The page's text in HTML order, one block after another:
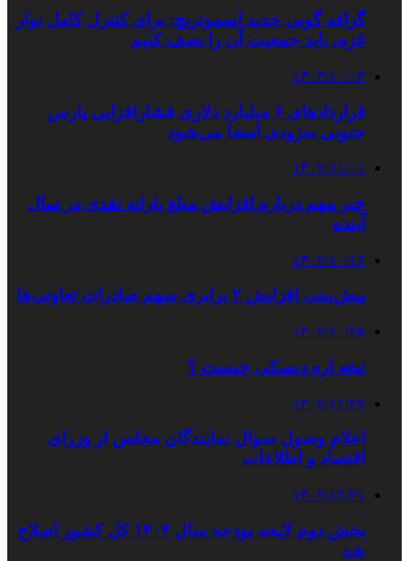
گزافه گویی جدید اسموتریچ: برای کنترل کامل نوار
غزه، باید جمعیت آن را نصف کنیم
۱۴۰۳/۱۰/۰۳
قراردادهای ۶ میلیارد دلاری فشارافزایی پارس‌
جنوبی به‌زودی امضا می‌شود
۱۴۰۲/۱۱/۰۱
خبر مهم درباره افزایش مبلغ یارانه نقدی در سال
آینده
۱۴۰۲/۱۰/۱۶
پیش‌بینی افزایش ۲ برابری سهم صادرات تعاونی‌ها
۱۴۰۲/۱۰/۲۵
تیغه اره دیسکی چیست ؟
۱۴۰۲/۱۱/۲۷
اعلام وصول سوال نمایندگان مجلس از وزرای
اقتصاد و اطلاعات
۱۴۰۲/۱۲/۲۱
بخش دوم لایحه بودجه سال ۱۴۰۴ کل کشور اصلاح
شد